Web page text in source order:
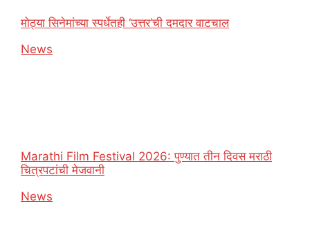
मोठ्या सिनेमांच्या स्पर्धेतही ‘उत्तर’ची दमदार वाटचाल
In relation to
News
Marathi Film Festival 2026: पुण्यात तीन दिवस मराठी
चित्रपटांची मेजवानी
In relation to
News